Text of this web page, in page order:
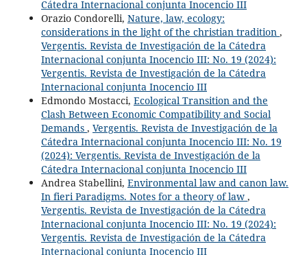
Cátedra Internacional conjunta Inocencio III
Orazio Condorelli, Nature, law, ecology:
considerations in the light of the christian tradition ,
Vergentis. Revista de Investigación de la Cátedra
Internacional conjunta Inocencio III: No. 19 (2024):
Vergentis. Revista de Investigación de la Cátedra
Internacional conjunta Inocencio III
Edmondo Mostacci, Ecological Transition and the
Clash Between Economic Compatibility and Social
Demands , Vergentis. Revista de Investigación de la
Cátedra Internacional conjunta Inocencio III: No. 19
(2024): Vergentis. Revista de Investigación de la
Cátedra Internacional conjunta Inocencio III
Andrea Stabellini, Environmental law and canon law.
In fieri Paradigms. Notes for a theory of law ,
Vergentis. Revista de Investigación de la Cátedra
Internacional conjunta Inocencio III: No. 19 (2024):
Vergentis. Revista de Investigación de la Cátedra
Internacional conjunta Inocencio III